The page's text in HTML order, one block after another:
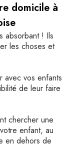
domicile à
absorbant ! Ils
les choses et
avec vos enfants
de leur faire
chercher une
enfant, au
en dehors de